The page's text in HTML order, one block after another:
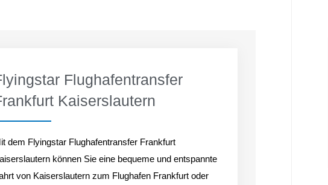
Flughafentransfer
Kaiserslautern
dem Flyingstar Flughafentransfer Frankfurt
können Sie eine bequeme und entspannte
von Kaiserslautern zum Flughafen Frankfurt oder